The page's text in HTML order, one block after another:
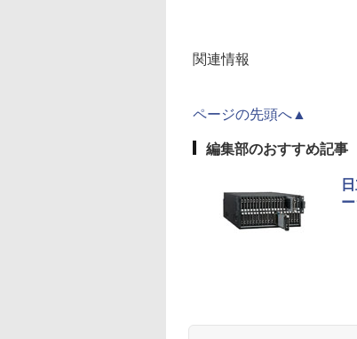
関連情報
ページの先頭へ▲
編集部のおすすめ記事